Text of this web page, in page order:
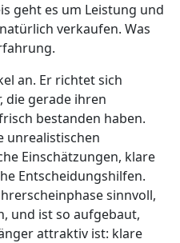
geht es um Leistung und
verkaufen. Was
an. Er richtet sich
die gerade ihren
bestanden haben.
unrealistischen
Einschätzungen, klare
Entscheidungshilfen.
sinnvoll,
und ist so aufgebaut,
attraktiv ist: klare